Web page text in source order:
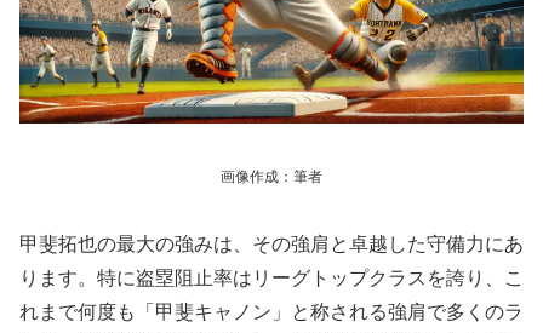
画像作成：筆者
甲斐拓也の最大の強みは、その強肩と卓越した守備力にあ
ります。特に盗塁阻止率はリーグトップクラスを誇り、こ
れまで何度も「甲斐キャノン」と称される強肩で多くのラ